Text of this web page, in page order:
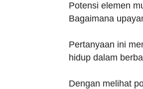
Potensi elemen
Bagaimana
Pertanyaan ini
hidup dalam
Dengan melihat